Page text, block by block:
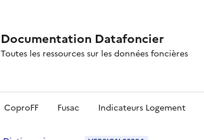
Documentation Datafoncier
Toutes les ressources sur les données foncières
CoproFF Fusac Indicateurs Logement